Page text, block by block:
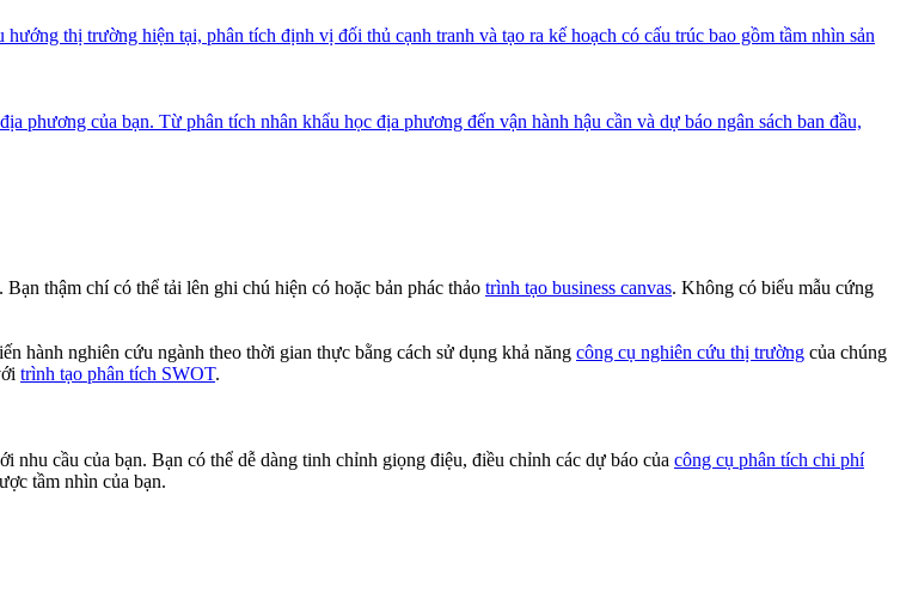
thị trường hiện tại, phân tích định vị đối thủ cạnh tranh và tạo ra kế hoạch có cấu trúc bao gồm tầm nhìn sản
phương của bạn. Từ phân tích nhân khẩu học địa phương đến vận hành hậu cần và dự báo ngân sách ban đầu,
thậm chí có thể tải lên ghi chú hiện có hoặc bản phác thảo trình tạo business canvas. Không có biểu mẫu cứng
hành nghiên cứu ngành theo thời gian thực bằng cách sử dụng khả năng công cụ nghiên cứu thị trường của chúng
trình tạo phân tích SWOT.
cầu của bạn. Bạn có thể dễ dàng tinh chỉnh giọng điệu, điều chỉnh các dự báo của công cụ phân tích chi phí
tầm nhìn của bạn.